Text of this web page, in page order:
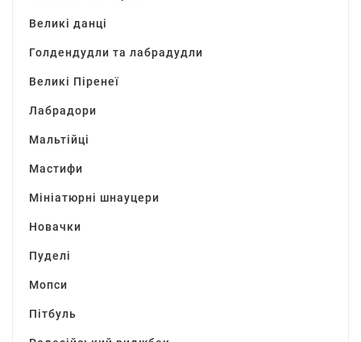
Великі данці
Голдендудли та лабрадудли
Великі Піренеї
Лабрадори
Мальтійці
Мастифи
Мініатюрні шнауцери
Новачки
Пуделі
Мопси
Пітбуль